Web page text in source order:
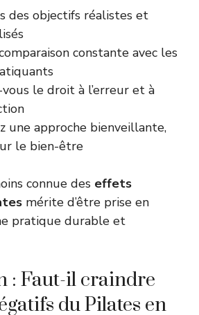
des objectifs réalistes et
constante avec les
le droit à l’erreur et à
une approche bienveillante,
le bien-être
connue des effets
mérite d’être prise en
pratique durable et
: Faut-il craindre
du Pilates en